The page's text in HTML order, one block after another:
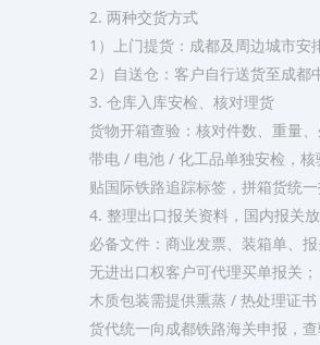
2. 两种交货方式
1）上门提货：成都及周边城市安
2）自送仓：客户自行送货至成都
3. 仓库入库安检、核对理货
货物开箱查验：核对件数、重量
带电 / 电池 / 化工品单独安检，核
贴国际铁路追踪标签，拼箱货统
4. 整理出口报关资料，国内报关
必备文件：商业发票、装箱单、报
无进出口权客户可代理买单报关；
木质包装需提供熏蒸 / 热处理证书
货代统一向成都铁路海关申报，查